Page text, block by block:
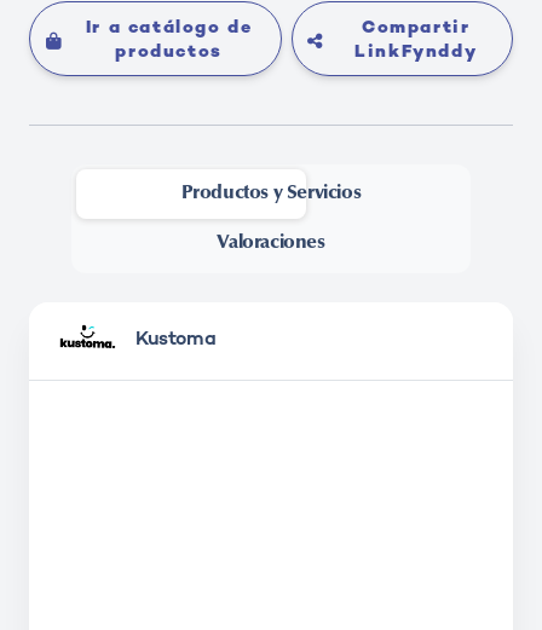
Ir a catálogo de
productos
Compartir
LinkFynddy
Productos y Servicios
Valoraciones
-
Kustoma